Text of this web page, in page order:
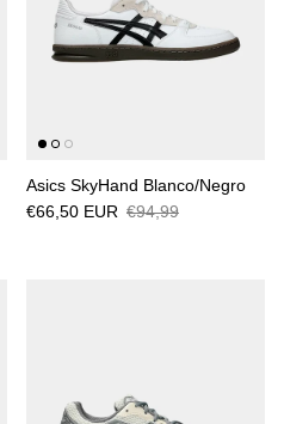
Asics SkyHand Blanco/Negro
€66,50 EUR €94,99